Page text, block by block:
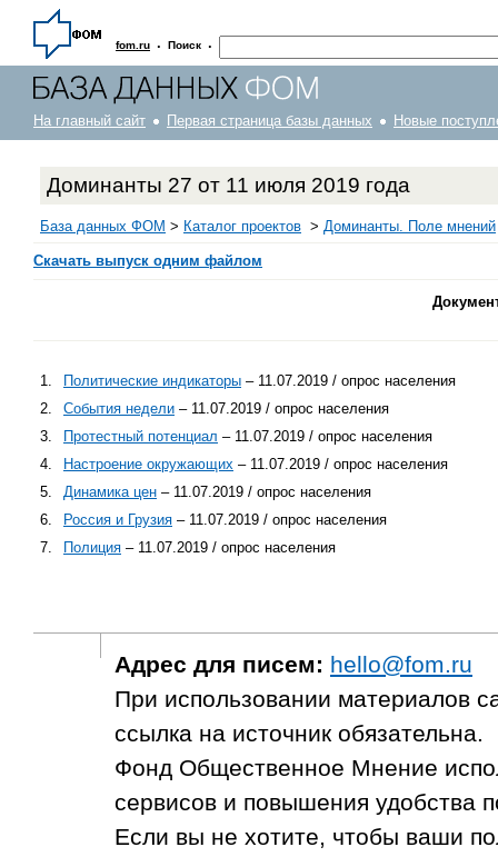
fom.ru · Поиск ·
На главный сайт Первая страница базы данных Новые
Доминанты 27 от 11 июля 2019 года
База данных ФОМ > Каталог проектов > Доминанты. Поле мнений
Скачать выпуск одним файлом
1. Политические индикаторы – 11.07.2019 / опрос населения
2.
События недели – 11.07.2019 / опрос населения
3.
Протестный потенциал – 11.07.2019 / опрос населения
4.
Настроение окружающих – 11.07.2019 / опрос населения
5.
Динамика цен – 11.07.2019 / опрос населения
6.
Россия и Грузия – 11.07.2019 / опрос населения
7.
Полиция – 11.07.2019 / опрос населения
Адрес для писем: hello@fom.ru
При использовании материалов
ссылка на источник обязательна.
Фонд Общественное Мнение
сервисов и повышения удобства
Если вы не хотите, чтобы ваши